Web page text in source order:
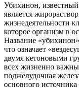
Убихинон,
является
жизнедеятельности
которое организм в
Название
что означает
двумя кетоновыми
всех жизненно
поджелудочная
основного источника